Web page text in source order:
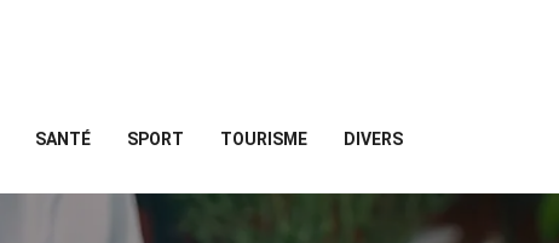
SANTÉ SPORT TOURISME DIVERS